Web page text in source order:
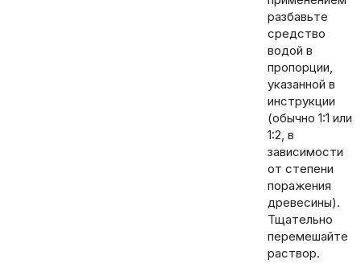
разбавьте
средство
водой в
пропорции,
указанной в
инструкции
(обычно 1:1 или
1:2, в
зависимости
от степени
поражения
древесины).
Тщательно
перемешайте
раствор.